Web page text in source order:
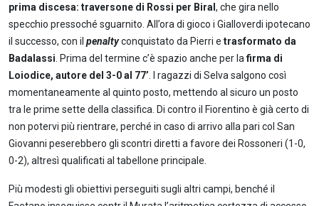
prima discesa: traversone di Rossi per Biral, che gira nello
specchio pressoché sguarnito. All’ora di gioco i Gialloverdi ipotecano
il successo, con il penaltyconquistato da Pierri e trasformato da
Badalassi . Prima del termine c’è spazio anche per la firma di
Loiodice, autore del 3-0 al 77’ . I ragazzi di Selva salgono così
momentaneamente al quinto posto, mettendo al sicuro un posto
tra le prime sette della classifica. Di contro il Fiorentino è già certo di
non potervi più rientrare, perché in caso di arrivo alla pari col San
Giovanni peserebbero gli scontri diretti a favore dei Rossoneri (1-0,
0-2), altresì qualificati al tabellone principale.
Più modesti gli obiettivi perseguiti sugli altri campi, benché il